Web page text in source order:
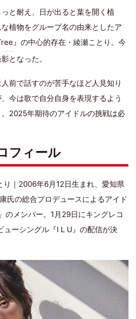
と耐え、日が出ると葉を開く植
植物をグループ名の由来としたア
』の中心的存在・綾瀬ことり。今
となった。
人前で話すのが苦手なほど人見知り
今は歌で自分自身を表現するよう
2025年期待のアイドルの挑戦は必
フィール
り｜2006年6月12日生まれ、愛知県
氏の総合プロデュースによるアイド
のメンバー。1月29日にキングレコ
ューシングル『I L U』の配信が決